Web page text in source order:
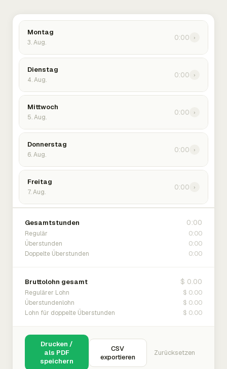
Montag
3. Aug.
0:00 ›
Dienstag
4. Aug.
0:00 ›
Mittwoch
5. Aug.
0:00 ›
Donnerstag
6. Aug.
0:00 ›
Freitag
7. Aug.
0:00 ›
Gesamtstunden 0:00
Regulär 0:00
Überstunden 0:00
Doppelte Überstunden 0:00
Bruttolohn gesamt $ 0.00
Regulärer Lohn $ 0.00
Überstundenlohn $ 0.00
Lohn für doppelte Überstunden $ 0.00
Drucken /
als PDF
speichern
CSV
exportieren
Zurücksetzen